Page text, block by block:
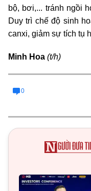
bộ, bơi,... tránh ngồi
Duy trì chế độ sinh
canxi, giảm sự tích tụ
Minh Hoa (t/h)
0